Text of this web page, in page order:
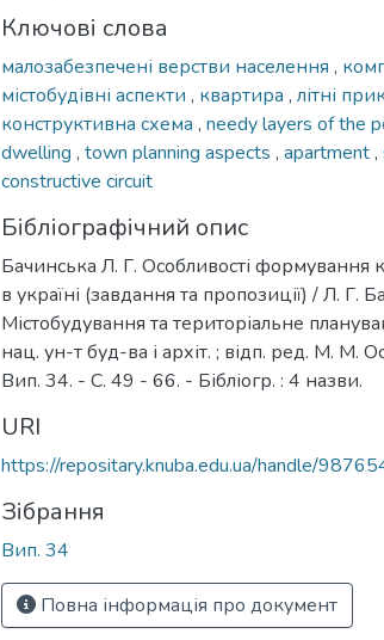
Ключові слова
малозабезпечені верстви населення ,
містобудівні аспекти , квартира , літні
конструктивна схема , needy layers of the
dwelling , town planning aspects , apartment,
constructive circuit
Бібліографічний опис
Бачинська Л. Г. Особливості формування
в україні (завдання та пропозиції) / Л. Г.
Містобудування та територіальне
нац. ун-т буд-ва і архіт. ; відп. ред. М. М.
Вип. 34. - С. 49 - 66. - Бібліогр. : 4 назви.
URI
https://repositary.knuba.edu.ua/handle/
Зібрання
Вип. 34
Повна інформація про документ